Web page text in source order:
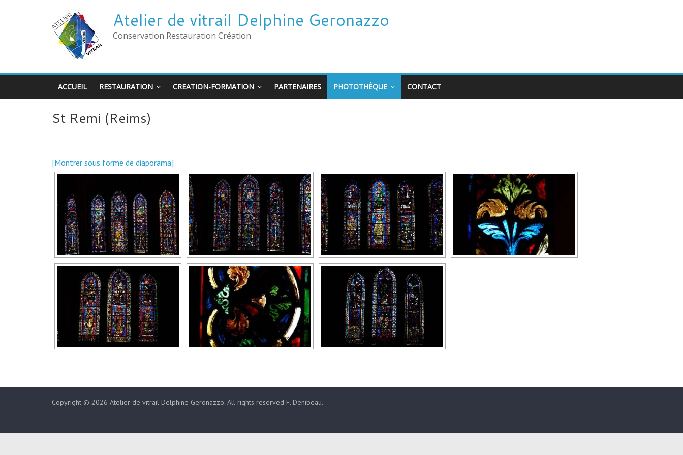
Atelier de vitrail Delphine Geronazzo
Conservation Restauration Création
ACCUEIL RESTAURATION CREATION-FORMATION PARTENAIRES PHOTOTHÈQUE CONTACT
St Remi (Reims)
[Montrer sous forme de diaporama]
Copyright © 2026 Atelier de vitrail Delphine Geronazzo. All rights reserved F. Denibeau.